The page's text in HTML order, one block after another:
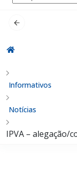
por:
Informativos
Notícias
IPVA – alegação/